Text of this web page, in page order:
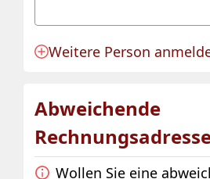
Anmeldung für eine
Weitere Person
Abweichende
Wollen Sie eine